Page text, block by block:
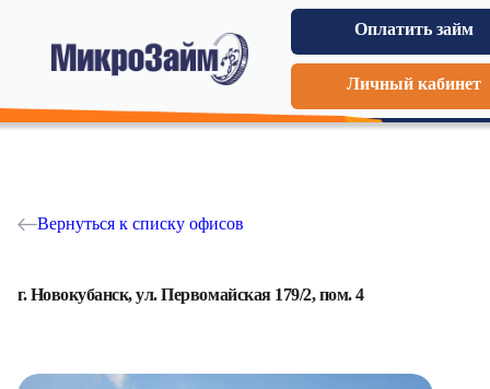
Оплатить займ
Личный кабинет
Вернуться к списку офисов
г. Новокубанск, ул. Первомайская 179/2, пом. 4